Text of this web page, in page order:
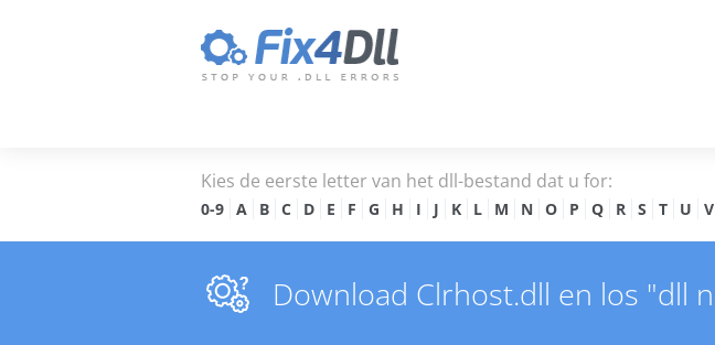
Kies de eerste letter van het dll-bestand dat u for:
0-9 A B C D E F G H I J K L M N O P Q R S T U V
Download Clrhost.dll en los "dll